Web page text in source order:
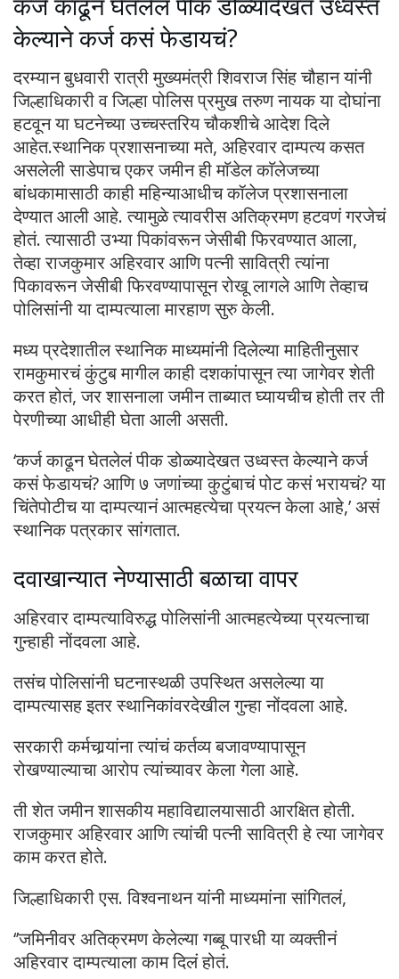
केल्याने कर्ज कसं फेडायचं?
दरम्यान बुधवारी रात्री मुख्यमंत्री शिवराज सिंह चौहान यांनी
जिल्हाधिकारी व जिल्हा पोलिस प्रमुख तरुण नायक या दोघांना
हटवून या घटनेच्या उच्चस्तरिय चौकशीचे आदेश दिले
आहेत.स्थानिक प्रशासनाच्या मते, अहिरवार दाम्पत्य कसत
असलेली साडेपाच एकर जमीन ही माॅडेल काॅलेजच्या
बांधकामासाठी काही महिन्याआधीच कॉलेज प्रशासनाला
देण्यात आली आहे. त्यामुळे त्यावरीस अतिक्रमण हटवणं गरजेचं
होतं. त्यासाठी उभ्या पिकांवरून जेसीबी फिरवण्यात आला,
तेव्हा राजकुमार अहिरवार आणि पत्नी सावित्री त्यांना
पिकावरून जेसीबी फिरवण्यापासून रोखू लागले आणि तेव्हाच
पोलिसांनी या दाम्पत्याला मारहाण सुरु केली.
मध्य प्रदेशातील स्थानिक माध्यमांनी दिलेल्या माहितीनुसार
रामकुमारचं कुंटुब मागील काही दशकांपासून त्या जागेवर शेती
करत होतं, जर शासनाला जमीन ताब्यात घ्यायचीच होती तर ती
पेरणीच्या आधीही घेता आली असती.
‘कर्ज काढून घेतलेलं पीक डोळ्यादेखत उध्वस्त केल्याने कर्ज
कसं फेडायचं? आणि ७ जणांच्या कुटुंबाचं पोट कसं भरायचं? या
चिंतेपोटीच या दाम्पत्यानं आत्महत्येचा प्रयत्न केला आहे,’ असं
स्थानिक पत्रकार सांगतात.
दवाखान्यात नेण्यासाठी बळाचा वापर
अहिरवार दाम्पत्याविरुद्ध पोलिसांनी आत्महत्येच्या प्रयत्नाचा
गुन्हाही नोंदवला आहे.
तसंच पोलिसांनी घटनास्थळी उपस्थित असलेल्या या
दाम्पत्यासह इतर स्थानिकांवरदेखील गुन्हा नोंदवला आहे.
सरकारी कर्मचार्‍यांना त्यांचं कर्तव्य बजावण्यापासून
रोखण्याल्याचा आरोप त्यांच्यावर केला गेला आहे.
ती शेत जमीन शासकीय महाविद्यालयासाठी आरक्षित होती.
राजकुमार अहिरवार आणि त्यांची पत्नी सावित्री हे त्या जागेवर
काम करत होते.
जिल्हाधिकारी एस. विश्वनाथन यांनी माध्यमांना सांगितलं,
‘’जमिनीवर अतिक्रमण केलेल्या गब्बू पारधी या व्यक्तीनं
अहिरवार दाम्पत्याला काम दिलं होतं.